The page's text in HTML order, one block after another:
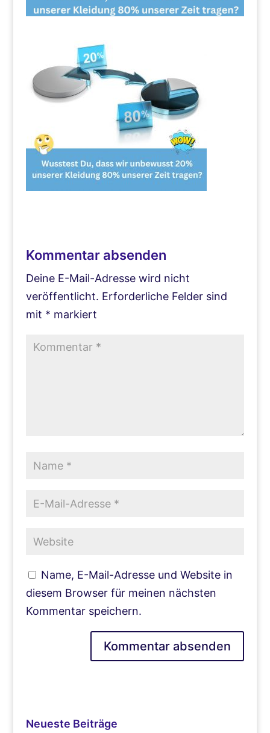
Kommentar absenden
Deine E-Mail-Adresse wird nicht
veröffentlicht. Erforderliche Felder sind
mit * markiert
Name, E-Mail-Adresse und Website in
diesem Browser für meinen nächsten
Kommentar speichern.
Neueste Beiträge